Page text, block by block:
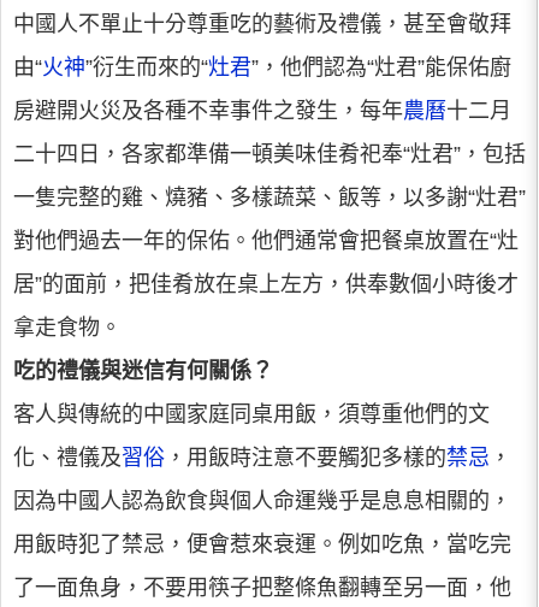
中國人不單止十分尊重吃的藝術及禮儀，甚至會敬拜
由“火神”衍生而來的“灶君”，他們認為“灶君”能保佑廚
房避開火災及各種不幸事件之發生，每年農曆十二月
二十四日，各家都準備一頓美味佳肴祀奉“灶君”，包括
一隻完整的雞、燒豬、多樣蔬菜、飯等，以多謝“灶君”
對他們過去一年的保佑。他們通常會把餐桌放置在“灶
居”的面前，把佳肴放在桌上左方，供奉數個小時後才
拿走食物。
吃的禮儀與迷信有何關係？
客人與傳統的中國家庭同桌用飯，須尊重他們的文
化、禮儀及習俗 ，用飯時注意不要觸犯多樣的禁忌 ，
因為中國人認為飲食與個人命運幾乎是息息相關的，
用飯時犯了禁忌，便會惹來衰運。例如吃魚，當吃完
了一面魚身，不要用筷子把整條魚翻轉至另一面，他